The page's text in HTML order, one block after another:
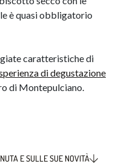
è quasi obbligatorio
caratteristiche di
di degustazione
di Montepulciano.
E SULLE SUE NOVITÀ